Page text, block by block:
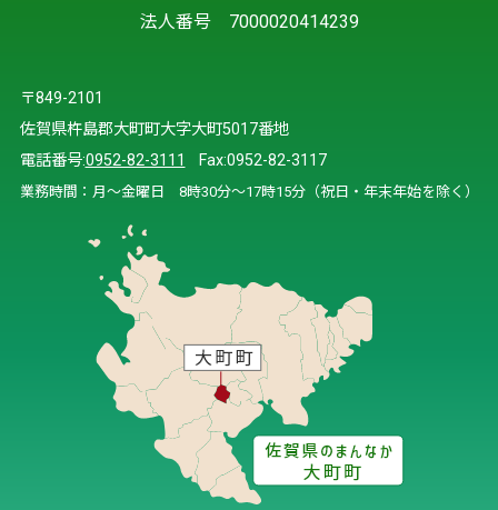
法人番号 7000020414239
〒849-2101
佐賀県杵島郡大町町大字大町5017番地
電話番号:0952-82-3111 Fax:0952-82-3117
業務時間：月～金曜日 8時30分～17時15分（祝日・年末年始を除く）